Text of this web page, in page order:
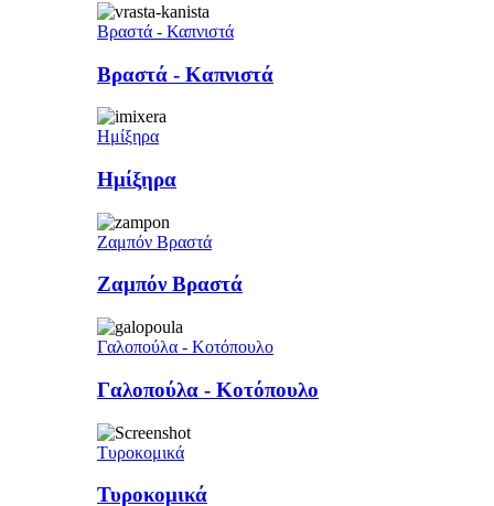
Βραστά - Καπνιστά
Βραστά - Καπνιστά
Ημίξηρα
Ημίξηρα
Ζαμπόν Βραστά
Ζαμπόν Βραστά
Γαλοπούλα - Κοτόπουλο
Γαλοπούλα - Κοτόπουλο
Τυροκομικά
Τυροκομικά